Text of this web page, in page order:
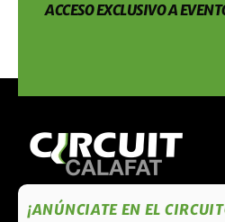
ACCESO EXCLUSIVO A
¡ANÚNCIATE EN EL